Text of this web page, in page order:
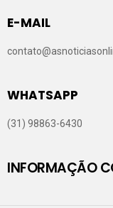
E-MAIL
WHATSAPP
(31) 98863-6430
INFORMAÇÃO